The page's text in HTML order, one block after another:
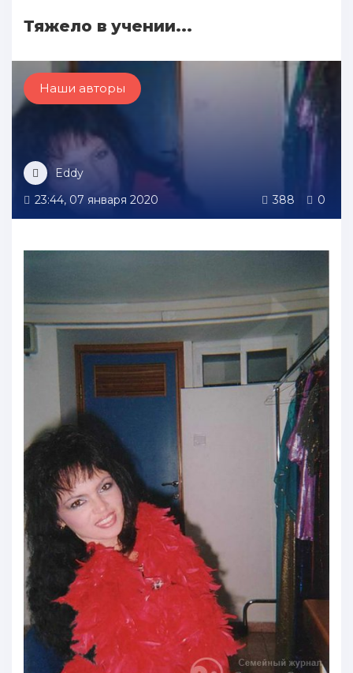
Тяжело в учении...
Наши авторы
Eddy
23:44, 07 января 2020
388 0